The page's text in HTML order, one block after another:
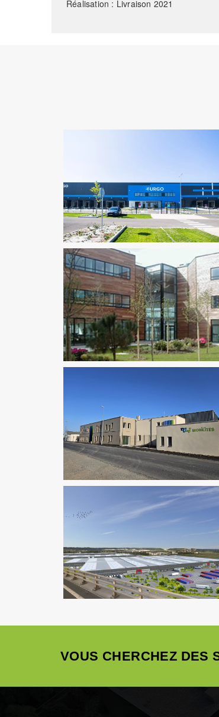
Réalisation : Livraison 2021
Logistique
Fluides Logistique Thermique
Logistique
Environnement / ICPE Logistique
VOUS CHERCHEZ DES